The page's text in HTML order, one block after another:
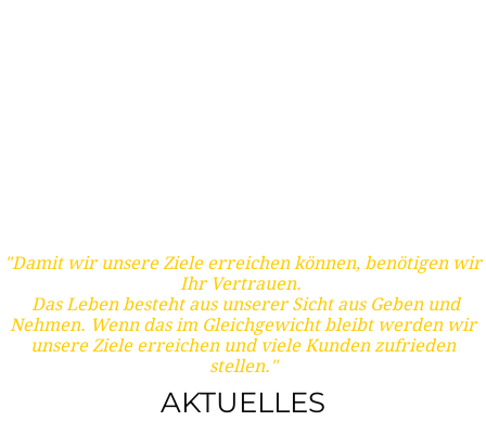
"Damit wir unsere Ziele erreichen können, benötigen wir
Ihr Vertrauen.
Das Leben besteht aus unserer Sicht aus Geben und
Nehmen. Wenn das im Gleichgewicht bleibt werden wir
unsere Ziele erreichen und viele Kunden zufrieden
stellen."
AKTUELLES